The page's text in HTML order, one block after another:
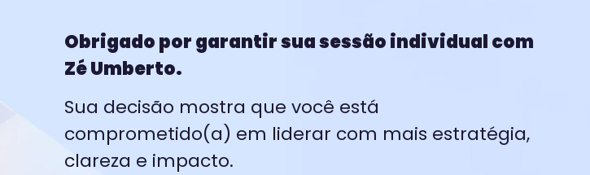
Obrigado por garantir sua sessão individual com
Zé Umberto.
Sua decisão mostra que você está
comprometido(a) em liderar com mais estratégia,
clareza e impacto.